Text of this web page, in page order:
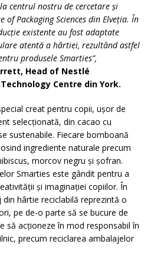
centrul nostru de cercetare și
of Packaging Sciences din Elveția. În
existente au fost adaptate
atentă a hârtiei, rezultând astfel
produsele Smarties”,
Head of Nestlé
Centre din York.
creat pentru copii, ușor de
selecționată, din cacao cu
sustenabile. Fiecare bomboană
ingrediente naturale precum
morcov negru și șofran.
Smarties este gândit pentru a
și imaginației copiilor. În
hârtie reciclabilă reprezintă o
pe de-o parte să se bucure de
să acționeze în mod responsabil în
precum reciclarea ambalajelor